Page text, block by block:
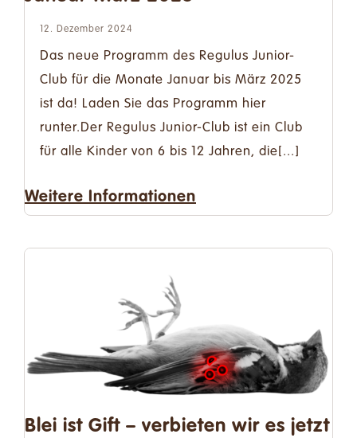
12. Dezember 2024
Das neue Programm des Regulus Junior-
Club für die Monate Januar bis März 2025
ist da! Laden Sie das Programm hier
runter.Der Regulus Junior-Club ist ein Club
für alle Kinder von 6 bis 12 Jahren, die[...]
Weitere Informationen
Blei ist Gift – verbieten wir es jetzt